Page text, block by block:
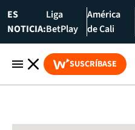
ES
NOTICIA:
Liga
BetPlay
América
de Cali
SUSCRÍBASE